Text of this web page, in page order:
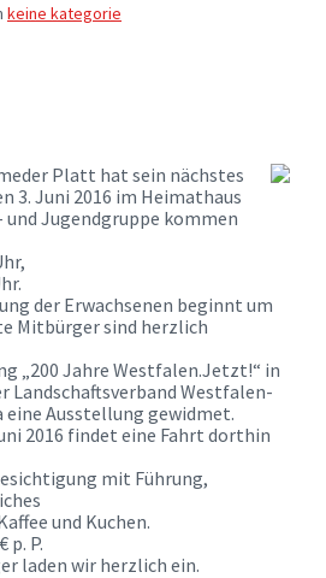
keine kategorie
Platt hat sein nächstes
3. Juni 2016 im Heimathaus
und Jugendgruppe kommen
der Erwachsenen beginnt um
Mitbürger sind herzlich
„200 Jahre Westfalen.Jetzt!“ in
Landschaftsverband Westfalen-
eine Ausstellung gewidmet.
2016 findet eine Fahrt dorthin
mit Führung,
und Kuchen.
p. P.
laden wir herzlich ein.